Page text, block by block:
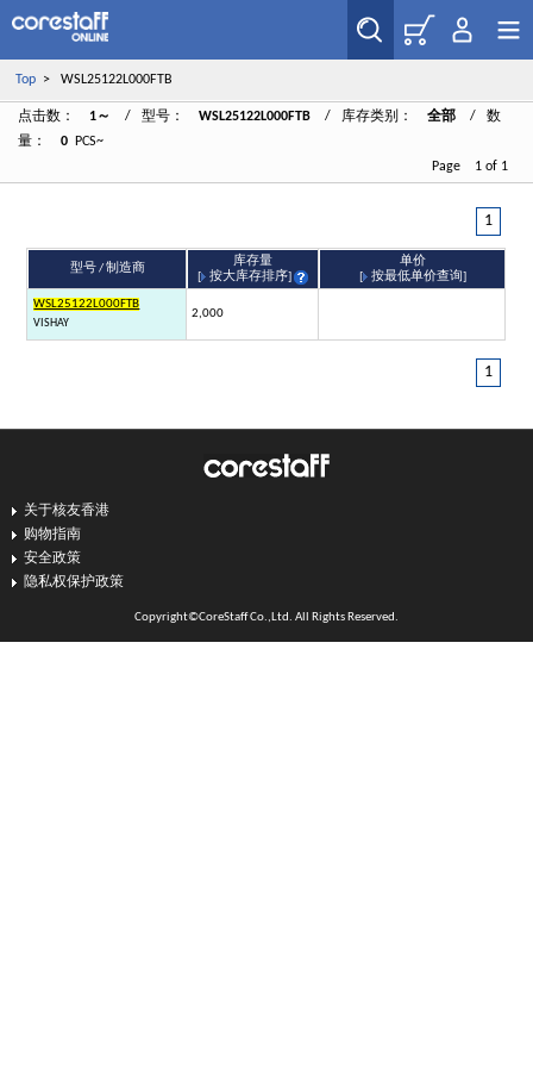
Top> WSL25122L000FTB
点击数： 1～ / 型号： WSL25122L000FTB / 库存类别： 全部
/ 数
量：
0
PCS~
Page 1 of 1
1
型号 / 制造商
库存量
[
按大库存排序]
单价
[
按最低单价查询]
WSL25122L000FTB
VISHAY
2,000
1
关于核友香港
购物指南
安全政策
隐私权保护政策
Copyright©CoreStaff Co.,Ltd. All Rights Reserved.